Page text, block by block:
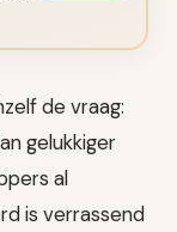
de vraag:
gelukkiger
al
is verrassend